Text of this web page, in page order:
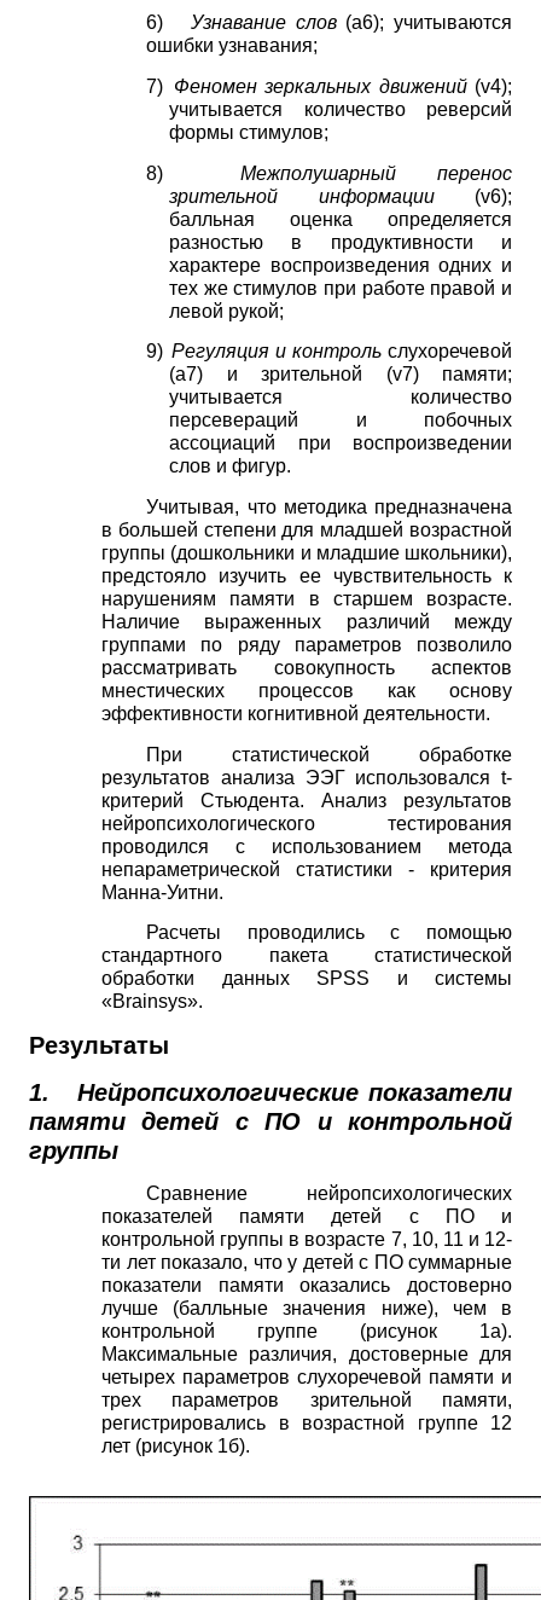
6) Узнавание слов (a6);учитываются
ошибки узнавания;
7) Феномен зеркальных движений (v4);
учитывается количество реверсий
формы стимулов;
8)
Межполушарный перенос
зрительной информации
(v6);
балльная оценка определяется
разностью в продуктивности и
характере воспроизведения одних и
тех же стимулов при работе правой и
левой рукой;
9) Регуляция и контрольслухоречевой
(а7) и зрительной (v7) памяти;
учитывается количество
персевераций и побочных
ассоциаций при воспроизведении
слов и фигур.
Учитывая, что методика предназначена
в большей степени для младшей возрастной
группы (дошкольники и младшие школьники),
предстояло изучить ее чувствительность к
нарушениям памяти в старшем возрасте.
Наличие выраженных различий между
группами по ряду параметров позволило
рассматривать совокупность аспектов
мнестических процессов как основу
эффективности когнитивной деятельности.
При статистической обработке
результатов анализа ЭЭГ использовался t-
критерий Стьюдента. Анализ результатов
нейропсихологического тестирования
проводился с использованием метода
непараметрической статистики - критерия
Манна-Уитни.
Расчеты проводились с помощью
стандартного пакета статистической
обработки данных SPSS
и системы
«Brainsys».
Результаты
1.
Нейропсихологические показатели
памяти детей с ПО и контрольной
группы
Сравнение нейропсихологических
показателей памяти детей с ПО и
контрольной группы в возрасте 7, 10, 11 и 12-
ти лет показало, что у детей с ПО суммарные
показатели памяти оказались достоверно
лучше (балльные значения ниже), чем в
контрольной группе (рисунок 1а).
Максимальные различия, достоверные для
четырех параметров слухоречевой памяти и
трех параметров зрительной памяти,
регистрировались в возрастной группе 12
лет (рисунок 1б).